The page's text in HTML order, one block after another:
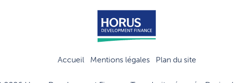
Accueil Mentions légales Plan du site